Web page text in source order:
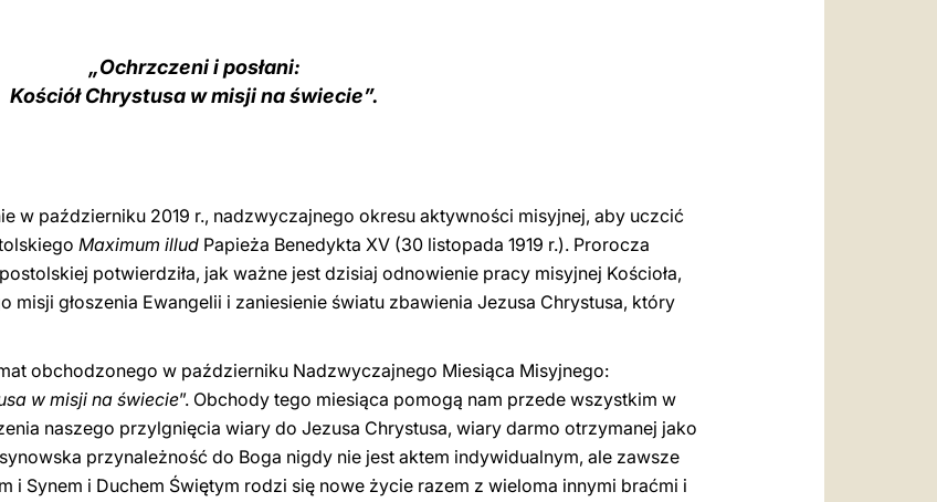
„Ochrzczeni i posłani:
Kościół Chrystusa w misji na świecie”.
w październiku 2019 r., nadzwyczajnego okresu aktywności misyjnej, aby uczcić
Maximum illud Papieża Benedykta XV (30 listopada 1919 r.). Prorocza
potwierdziła, jak ważne jest dzisiaj odnowienie pracy misyjnej Kościoła,
głoszenia Ewangelii i zaniesienie światu zbawienia Jezusa Chrystusa, który
obchodzonego w październiku Nadzwyczajnego Miesiąca Misyjnego:
w misji na świecie”. Obchody tego miesiąca pomogą nam przede wszystkim w
naszego przylgnięcia wiary do Jezusa Chrystusa, wiary darmo otrzymanej jako
przynależność do Boga nigdy nie jest aktem indywidualnym, ale zawsze
i Synem i Duchem Świętym rodzi się nowe życie razem z wieloma innymi braćmi i